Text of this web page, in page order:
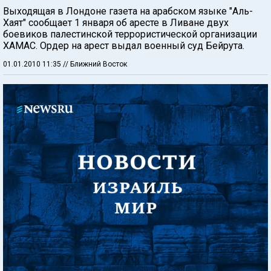
Выходящая в Лондоне газета на арабском языке "Аль-
Хаят" сообщает 1 января об аресте в Ливане двух
боевиков палестинской террористической организации
ХАМАС. Ордер на арест выдал военный суд Бейрута.
01.01.2010 11:35 // Ближний Восток